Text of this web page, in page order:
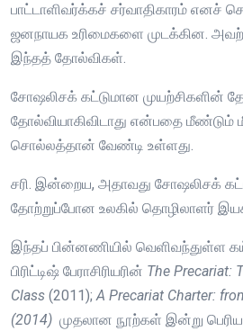
பாட்டாளிவர்க்கச் சர்வாதிகாரம் எனச்
ஜனநாயக உரிமைகளை முடக்கின.
இந்தத் தோல்விகள்.
சோஷலிசக் கட்டுமான முயற்சிகளின்
தோல்வியாகிவிடாது என்பதை
சொல்லத்தான் வேண்டி உள்ளது.
சரி. இன்றைய, அதாவது சோஷலிசக்
தோற்றுப்போன உலகில் தொழிலாளர்
இந்தப் பின்னணியில் வெளிவந்துள்ள
பிரிட்டிஷ் பேராசிரியரின் The Precariat:
Class (2011);A Precariat Charter:
(2014) முதலான நூற்கள் இன்று